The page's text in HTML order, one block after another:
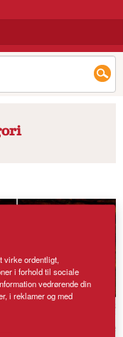
virke ordentligt,
i forhold til sociale
vedrørende din
i reklamer og med